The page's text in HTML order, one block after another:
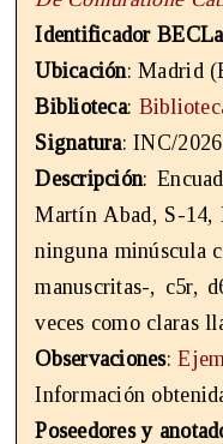
Identificador
Ubicación: Madrid
Biblioteca:
Signatura: INC/2026
Descripción:
Martín Abad, S-14,
ninguna minúscula
manuscritas-, c5r,
veces como claras
Observaciones:
Información
Poseedores y